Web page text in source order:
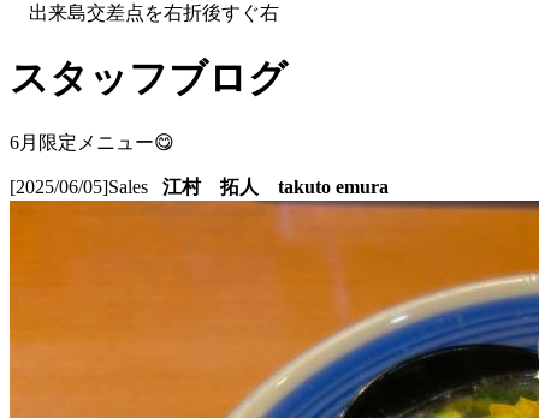
出来島交差点を右折後すぐ右
スタッフブログ
6月限定メニュー😋
[2025/06/05]Sales 江村 拓人 takuto emura